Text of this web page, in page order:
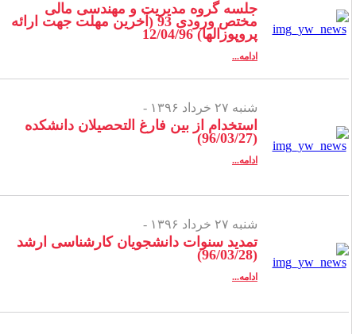
جلسه گروه مدیریت و مهندسی مالی
مختص ورودی 93 (آخرین مهلت جهت ارائه
پروپوزالها) 12/04/96
ادامه...
شنبه ۲۷ خرداد ۱۳۹۶ -
استخدام از بین فارغ التحصیلان دانشکده
ادامه...
شنبه ۲۷ خرداد ۱۳۹۶ -
تمدید سنوات دانشجویان کارشناسی ارشد
ادامه...